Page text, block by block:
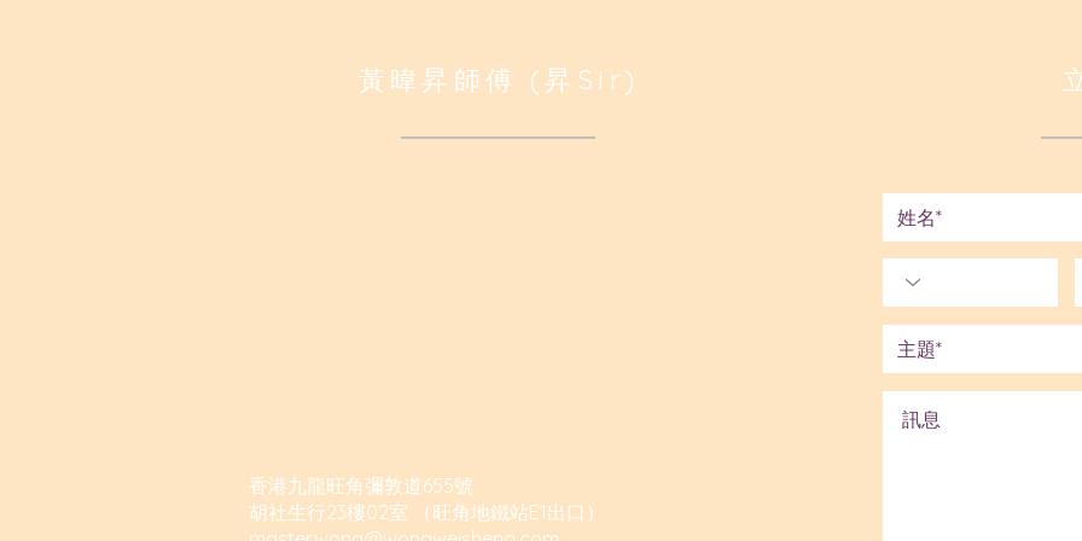
黃暐昇師傅 (昇Sir)
香港九龍旺角彌敦道655號
胡社生行23樓02室 （旺角地鐵站E1出口）